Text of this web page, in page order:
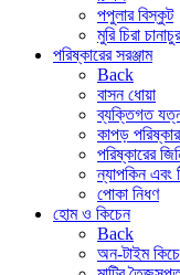
পপুলার বিস্কুট
মুরি চিরা চানাচুর
পরিষ্কারের সরঞ্জাম
Back
বাসন ধোয়া
ব্যক্তিগত
কাপড় পরিষ্কার
পরিষ্কারের
ন্যাপকিন এবং
পোকা নিধণ
হোম ও কিচেন
Back
অন-টাইম